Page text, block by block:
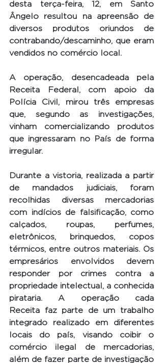
desta terça-feira, 12, em Santo
Ângelo resultou na apreensão de
diversos produtos oriundos de
contrabando/descaminho, que eram
vendidos no comércio local.
A operação, desencadeada pela
Receita Federal, com apoio da
Polícia Civil, mirou três empresas
que, segundo as investigações,
vinham comercializando produtos
que ingressaram no País de forma
irregular.
Durante a vistoria, realizada a partir
de mandados judiciais, foram
recolhidas diversas mercadorias
com indícios de falsificação, como
calçados, roupas, perfumes,
eletrônicos, brinquedos, copos
térmicos, entre outros materiais. Os
empresários envolvidos devem
responder por crimes contra a
propriedade intelectual, a conhecida
pirataria. A operação cada
Receita faz parte de um trabalho
integrado realizado em diferentes
locais do país, visando coibir o
comércio ilegal de mercadorias,
além de fazer parte de investigação